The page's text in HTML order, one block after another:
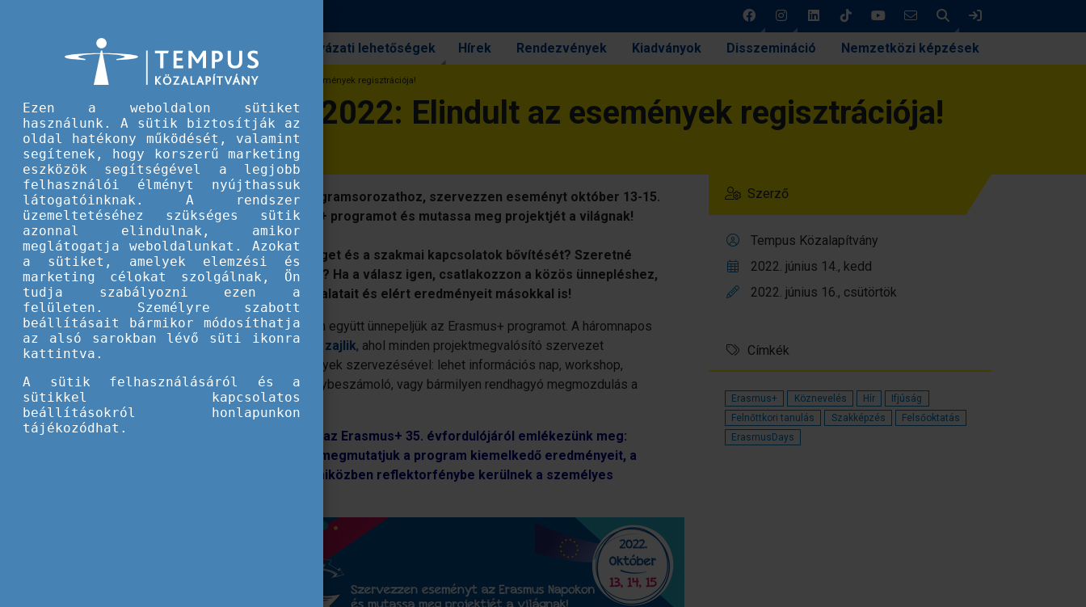
Keresés
Pályázati lehetőségek Hírek Rendezvények Kiadványok Disszemináció Nemzetközi képzések
#ErasmusDays 2022: Elindult az események regisztrációja!
#ErasmusDays 2022: Elindult az események regisztrációja!
Csatlakozzon az Erasmus Napok programsorozathoz, szervezzen eseményt október 13-15.
között, ünnepelje velünk az Erasmus+ programot és mutassa meg projektjét a világnak!
Fontosnak tartja az európai közösséget és a szakmai kapcsolatok bővítését? Szeretné
megmutatni másoknak is a projektjét? Ha a válasz igen, csatlakozzon a közös ünnepléshez,
legyen szervező, ossza meg tapasztalatait és elért eredményeit másokkal is!
A nemzetközi Erasmus Napok keretében együtt ünnepeljük az Erasmus+ programot. A háromnapos
programsorozat október 13-15. között zajlik, ahol minden projektmegvalósító szervezet
megmutathatja magát, különféle események szervezésével: lehet információs nap, workshop,
módszertani bemutató, flashmob, élménybeszámoló, vagy bármilyen rendhagyó megmozdulás a
résztvevők bevonásával.
Idén, a hatodik Erasmus Napok során az Erasmus+ 35. évfordulójáról emlékezünk meg:
bemutatkoznak az Erasmus35 arcai, megmutatjuk a program kiemelkedő eredményeit, a
projektmegvalósítók elért sikereit, miközben reflektorfénybe kerülnek a személyes
Szerző
Tempus Közalapítvány
2022. június 14., kedd
2022. június 16., csütörtök
Címkék
Erasmus+ Köznevelés Hír
Ifjúság
Felnőttkori tanulás
Szakképzés
Felsőoktatás
ErasmusDays
Ezen a weboldalon sütiket
használunk. A sütik biztosítják az
oldal hatékony működését, valamint
segítenek, hogy korszerű marketing
eszközök segítségével a legjobb
felhasználói élményt nyújthassuk
látogatóinknak. A rendszer
üzemeltetéséhez szükséges sütik
azonnal elindulnak, amikor
meglátogatja weboldalunkat. Azokat
a sütiket, amelyek elemzési és
marketing célokat szolgálnak, Ön
tudja szabályozni ezen a
felületen. Személyre szabott
beállításait bármikor módosíthatja
az alsó sarokban lévő süti ikonra
kattintva.
A sütik felhasználásáról és a
sütikkel kapcsolatos
beállításokról honlapunkon
tájékozódhat.